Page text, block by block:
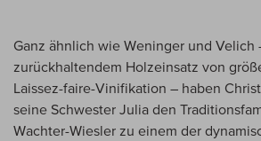
Ganz ähnlich wie Weninger und Velich
zurückhaltendem Holzeinsatz von
Laissez-faire-Vinifikation – haben
seine Schwester Julia den
Wachter-Wiesler zu einem der